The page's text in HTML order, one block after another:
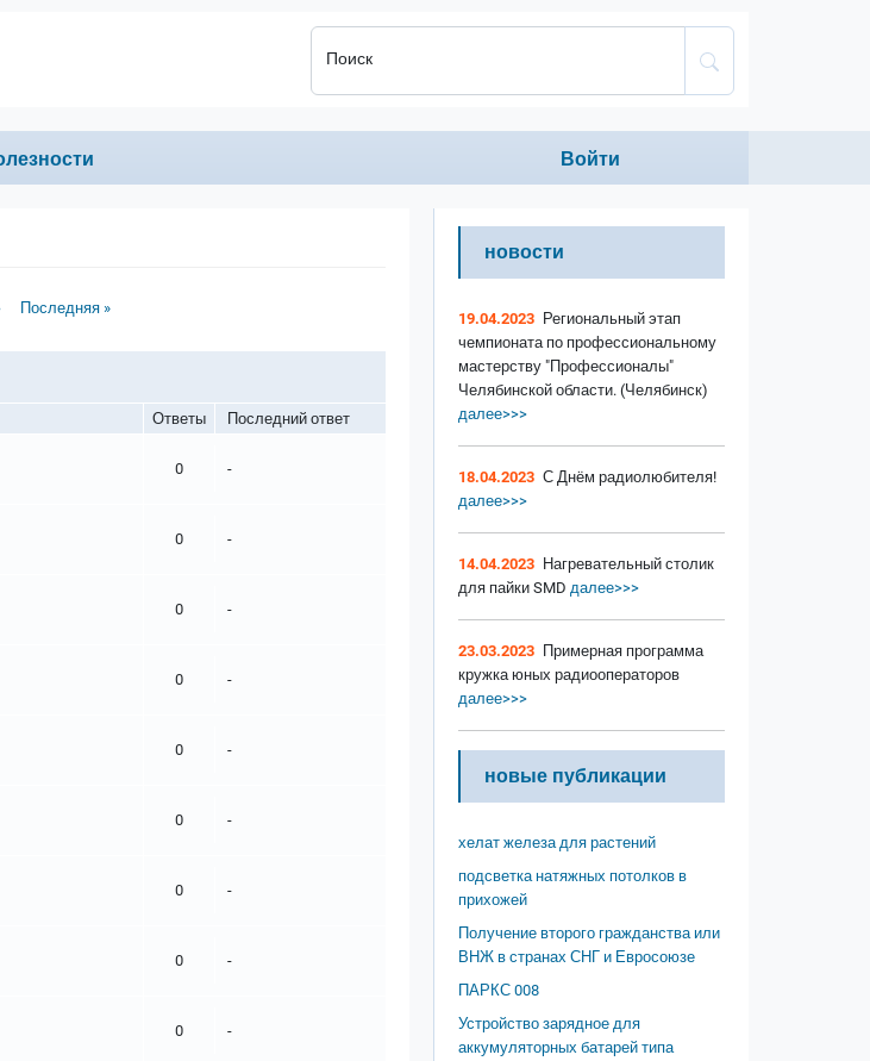
Поиск
Anonumous menu
Войти
Последняя страница
Последняя »
Ответы Последний ответ
0 -
0 -
0 -
0 -
0 -
0 -
0 -
0 -
0 -
новости
19.04.2023 Региональный этап
чемпионата по профессиональному
мастерству "Профессионалы"
Челябинской области. (Челябинск)
далее>>>
18.04.2023 С Днём радиолюбителя!
далее>>>
14.04.2023 Нагревательный столик
для пайки SMD далее>>>
23.03.2023 Примерная программа
кружка юных радиооператоров
далее>>>
новые публикации
хелат железа для растений
подсветка натяжных потолков в
прихожей
Получение второго гражданства или
ВНЖ в странах СНГ и Евросоюзе
ПАРКС 008
Устройство зарядное для
аккумуляторных батарей типа